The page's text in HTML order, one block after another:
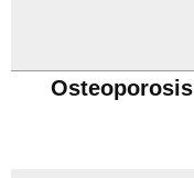
Osteoporosis